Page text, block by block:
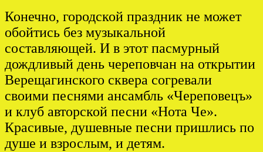
Конечно, городской праздник не может
обойтись без музыкальной
составляющей. И в этот пасмурный
дождливый день череповчан на открытии
Верещагинского сквера согревали
своими песнями ансамбль «Череповецъ»
и клуб авторской песни «Нота Че».
Красивые, душевные песни пришлись по
душе и взрослым, и детям.